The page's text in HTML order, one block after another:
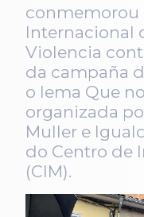
conmemorou
Internacional
Violencia
da campaña
o lema Que
organizada
Muller e
do Centro de
(CIM).